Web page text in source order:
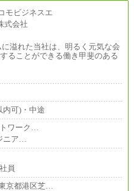
溢れた当社は、明るく元気な会
ることができる働き甲斐のある
内可)・中途
ワーク…
ニア…
員
京都港区芝…